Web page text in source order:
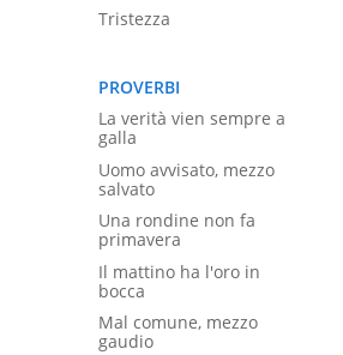
Tristezza
PROVERBI
La verità vien sempre a
galla
Uomo avvisato, mezzo
salvato
Una rondine non fa
primavera
Il mattino ha l'oro in
bocca
Mal comune, mezzo
gaudio